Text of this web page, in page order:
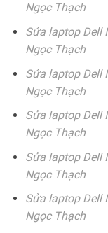
Ngọc Thạch
Sửa laptop Dell
Ngọc Thạch
Sửa laptop Dell
Ngọc Thạch
Sửa laptop Dell
Ngọc Thạch
Sửa laptop Dell
Ngọc Thạch
Sửa laptop Dell
Ngọc Thạch